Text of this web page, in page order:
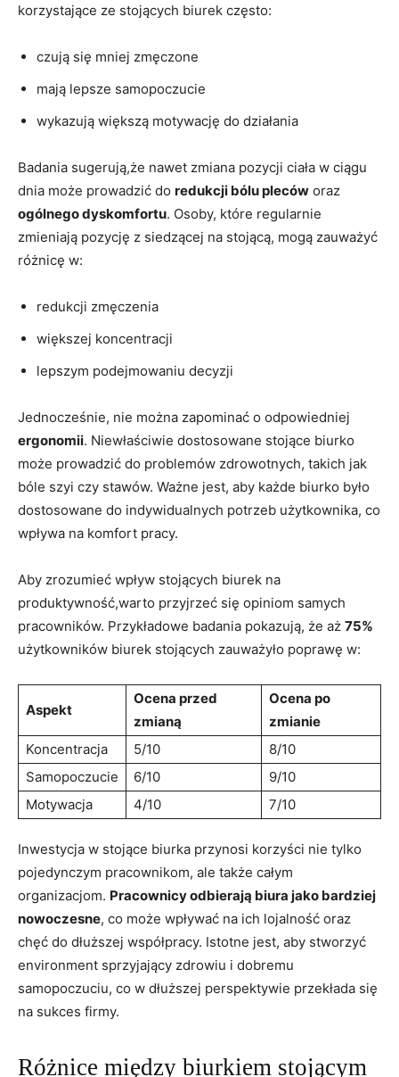
korzystające⁤ ze stojących biurek często:
czują się mniej ‍zmęczone
mają ⁢lepsze samopoczucie
wykazują większą motywację do⁤ działania
Badania sugerują,że nawet zmiana pozycji ciała ‌w⁣ ciągu
dnia może prowadzić⁣ do​ redukcji ⁢bólu ⁢pleców oraz
ogólnego ‍dyskomfortu. Osoby,⁢ które⁣ regularnie
zmieniają⁣ pozycję z⁢ siedzącej‌ na stojącą, mogą zauważyć
różnicę w:
redukcji zmęczenia
większej koncentracji
lepszym podejmowaniu ‌decyzji
Jednocześnie, ⁤nie można zapominać o​ odpowiedniej
ergonomii. ​Niewłaściwie dostosowane stojące​ biurko
może prowadzić do problemów zdrowotnych, takich jak
⁤bóle szyi ⁣czy stawów. Ważne ‍jest, aby ‌każde⁤ biurko było
dostosowane do‌ indywidualnych potrzeb⁢ użytkownika, co
wpływa⁤ na⁤ komfort pracy.
Aby ‌zrozumieć wpływ‌ stojących ​biurek na
produktywność,warto‌ przyjrzeć się ⁣opiniom‌ samych
pracowników. Przykładowe badania⁤ pokazują, ‌że aż 75%
użytkowników biurek⁣ stojących zauważyło poprawę w:
Aspekt
Ocena przed⁣
zmianą
Ocena po​
zmianie
Koncentracja
5/10
8/10
Samopoczucie
6/10
9/10
Motywacja
4/10 7/10
Inwestycja w stojące ‌biurka przynosi korzyści nie ⁢tylko
⁢pojedynczym pracownikom, ale także⁢ całym⁢
organizacjom. Pracownicy odbierają biura ⁤jako bardziej
nowoczesne, co może ⁢wpływać na ich lojalność oraz
chęć ‌do dłuższej współpracy. Istotne jest, aby stworzyć
environment ⁢sprzyjający zdrowiu ⁤i dobremu
samopoczuciu, co ⁣w ⁢dłuższej perspektywie przekłada się
na sukces⁢ firmy.
Różnice między biurkiem stojącym